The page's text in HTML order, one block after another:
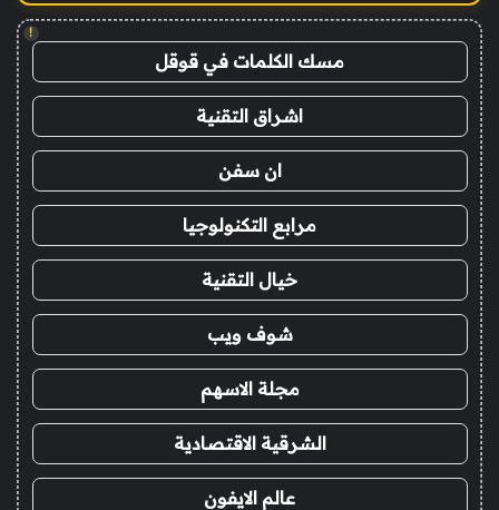
!
مسك الكلمات في قوقل
اشراق التقنية
ان سفن
مرابع التكنولوجيا
خيال التقنية
شوف ويب
مجلة الاسهم
الشرقية الاقتصادية
عالم الايفون